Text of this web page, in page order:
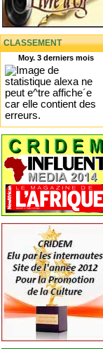
CLASSEMENT
Moy. 3 derniers mois